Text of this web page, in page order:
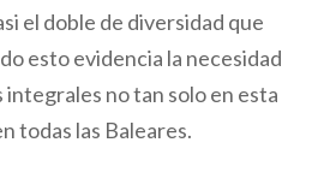
el doble de diversidad que
esto evidencia la necesidad
integrales no tan solo en esta
todas las Baleares.